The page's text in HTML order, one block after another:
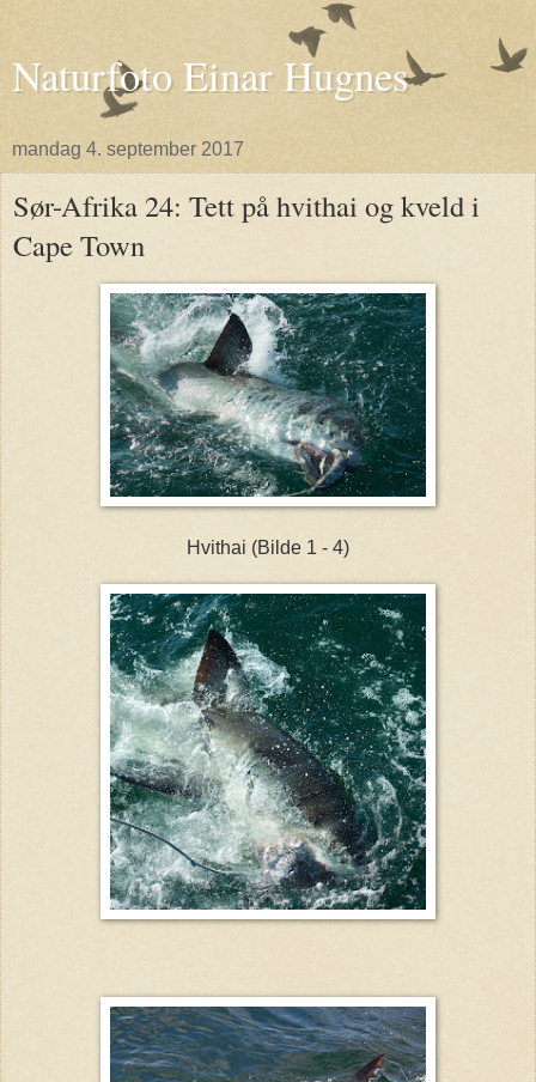
Naturfoto Einar Hugnes
mandag 4. september 2017
Sør-Afrika 24: Tett på hvithai og kveld i
Cape Town
Hvithai (Bilde 1 - 4)